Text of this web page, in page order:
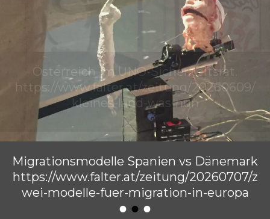
•••
Migrationsmodelle Spanien vs Dänemark
https://www.falter.at/zeitung/20260707/z
wei-modelle-fuer-migration-in-europa
Raimund Löw